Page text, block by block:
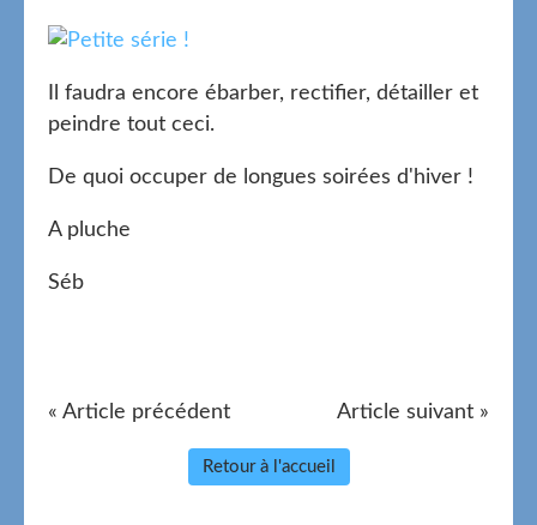
Il faudra encore ébarber, rectifier, détailler et
peindre tout ceci.
De quoi occuper de longues soirées d'hiver !
A pluche
Séb
« Article précédent Article suivant »
Retour à l'accueil